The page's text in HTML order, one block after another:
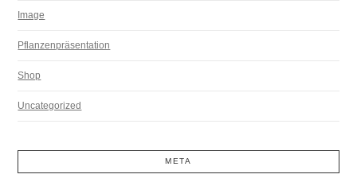
Image
Pflanzenpräsentation
Shop
Uncategorized
META